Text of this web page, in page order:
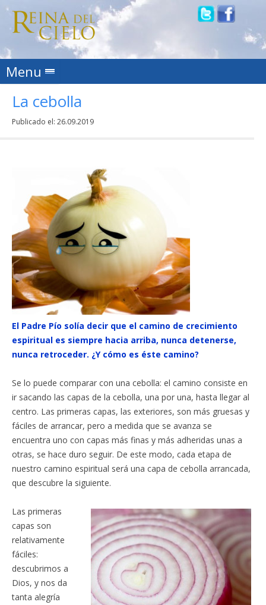
Menu Skip to content
La cebolla
Publicado el: 26.09.2019
El Padre Pío solía decir que el camino de crecimiento
espiritual es siempre hacia arriba, nunca detenerse,
nunca retroceder. ¿Y cómo es éste camino?
Se lo puede comparar con una cebolla: el camino consiste en
ir sacando las capas de la cebolla, una por una, hasta llegar al
centro. Las primeras capas, las exteriores, son más gruesas y
fáciles de arrancar, pero a medida que se avanza se
encuentra uno con capas más finas y más adheridas unas a
otras, se hace duro seguir. De este modo, cada etapa de
nuestro camino espiritual será una capa de cebolla arrancada,
que descubre la siguiente.
Las primeras
capas son
relativamente
fáciles:
descubrimos a
Dios, y nos da
tanta alegría